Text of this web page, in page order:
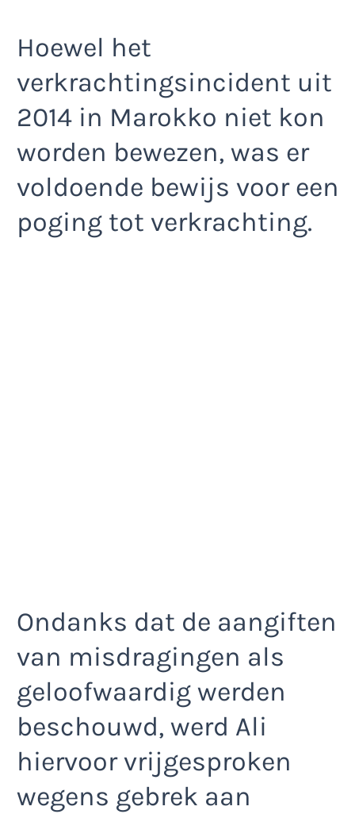
Hoewel het
verkrachtingsincident uit
2014 in Marokko niet kon
worden bewezen, was er
voldoende bewijs voor een
poging tot verkrachting.
Ondanks dat de aangiften
van misdragingen als
geloofwaardig werden
beschouwd, werd Ali
hiervoor vrijgesproken
wegens gebrek aan